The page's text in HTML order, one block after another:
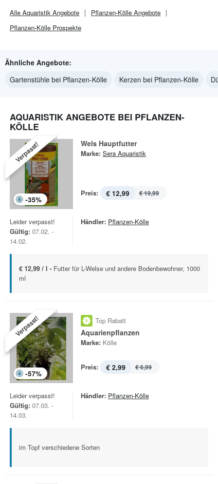
Alle Aquaristik Angebote Pflanzen-Kölle Angebote
Pflanzen-Kölle Prospekte
Ähnliche Angebote:
Gartenstühle bei Pflanzen-Kölle
Kerzen bei Pflanzen-Kölle
AQUARISTIK ANGEBOTE BEI PFLANZEN-
KÖLLE
Verpasst!
-35%
Wels Hauptfutter
Marke: Sera Aquaristik
Preis: € 12,99 € 19,99
Leider verpasst!
Gültig: 07.02. -
14.02.
Händler: Pflanzen-Kölle
€ 12,99 / l - Futter für L-Welse und andere Bodenbewohner, 1000
ml
Verpasst!
-57%
Top Rabatt
Aquarienpflanzen
Marke: Kölle
Preis: € 2,99 € 6,99
Leider verpasst!
Gültig: 07.03. -
14.03.
Händler: Pflanzen-Kölle
im Topf verschiedene Sorten